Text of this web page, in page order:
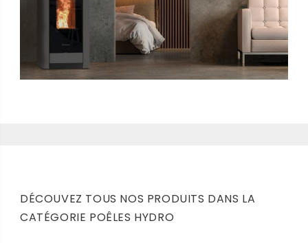
DÉCOUVEZ TOUS NOS PRODUITS DANS LA
CATÉGORIE POÊLES HYDRO